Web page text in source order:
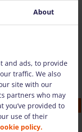
JD4
About
and ads, to provide
traffic. We also
site with our
partners who may
provided to
use of their
policy.